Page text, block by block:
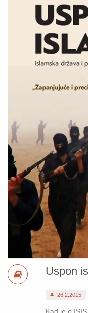
Uspon
26.2.2015
Kad je o